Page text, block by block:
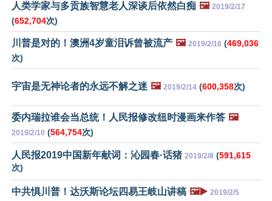
人类学家与多贡族智慧老人深谈后依然白痴 🖼️ 2019/2/17
(652,704次)
川普是对的！澳洲4岁童泪诉曾被流产 🖼️ 2019/2/16 (469,036
次)
宇宙是无神论者的永远不解之迷 🖼️ 2019/2/14 (600,358次)
委内瑞拉谁会当总统！人民报修改纽时漫画来作答 🖼️
2019/2/10 (564,754次)
人民报2019中国新年献词：沁园春·话猪 2019/2/8 (591,615
次)
中共惧川普！达沃斯论坛四易王岐山讲稿 🖼️▶️ 2019/2/5